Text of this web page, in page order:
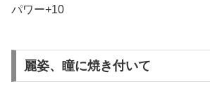
パワー+10
麗姿、瞳に焼き付いて